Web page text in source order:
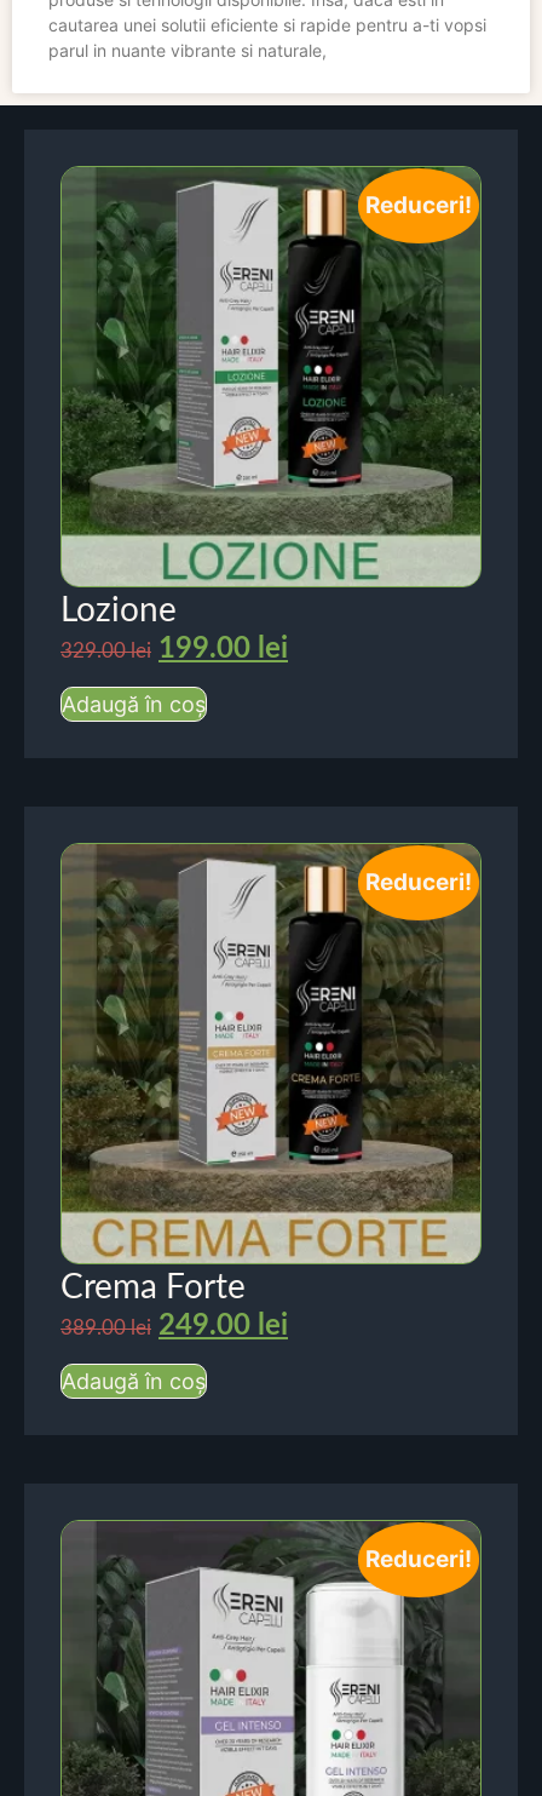
cautarea unei solutii eficiente si rapide pentru a-ti vopsi
parul in nuante vibrante si naturale,
Reduceri!
Lozione
329.00lei 199.00 lei
Adaugă în coș
Reduceri!
Crema Forte
389.00lei 249.00 lei
Adaugă în coș
Reduceri!